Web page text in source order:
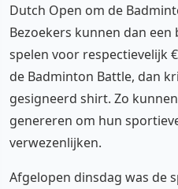
Dutch Open om de
Bezoekers kunnen dan
spelen voor respectievelijk
de Badminton Battle, dan
gesigneerd shirt. Zo
genereren om hun
verwezenlijken.
Afgelopen dinsdag was de